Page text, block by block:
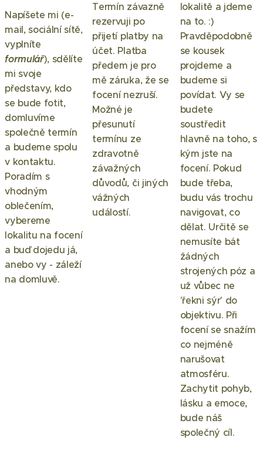
Napíšete mi (e-
mail, sociální sítě,
vyplníte
formulář), sdělíte
mi svoje
představy, kdo
se bude fotit,
domluvíme
společně termín
a budeme spolu
v kontaktu.
Poradím s
vhodným
oblečením,
vybereme
lokalitu na focení
a buď dojedu já,
anebo vy - záleží
na domluvě.
Termín závazně
rezervuji po
přijetí platby na
účet. Platba
předem je pro
mě záruka, že se
focení nezruší.
Možné je
přesunutí
termínu ze
zdravotně
závažných
důvodů, či jiných
vážných
událostí.
lokalitě a jdeme
na to. :)
Pravděpodobně
se kousek
projdeme a
budeme si
povídat. Vy se
budete
soustředit
hlavně na toho, s
kým jste na
focení. Pokud
bude třeba,
budu vás trochu
navigovat, co
dělat. Určitě se
nemusíte bát
žádných
strojených póz a
už vůbec ne
'řekni sýr' do
objektivu. Při
focení se snažím
co nejméně
narušovat
atmosféru.
Zachytit pohyb,
lásku a emoce,
bude náš
společný cíl.